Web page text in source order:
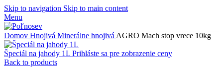
Skip to navigation Skip to main content
Menu
Domov Hnojivá Minerálne hnojivá AGRO Mach stop vrece 10kg
Špeciál na jahody 1L Prihláste sa pre zobrazenie ceny
Back to products